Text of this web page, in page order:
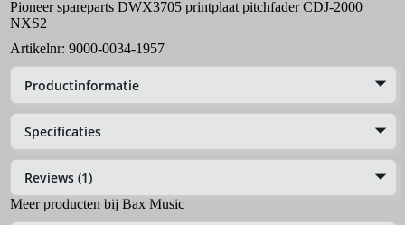
Pioneer spareparts DWX3705 printplaat pitchfader CDJ-2000
NXS2
Artikelnr: 9000-0034-1957
Productinformatie
Specificaties
Reviews (1)
Meer producten bij Bax Music